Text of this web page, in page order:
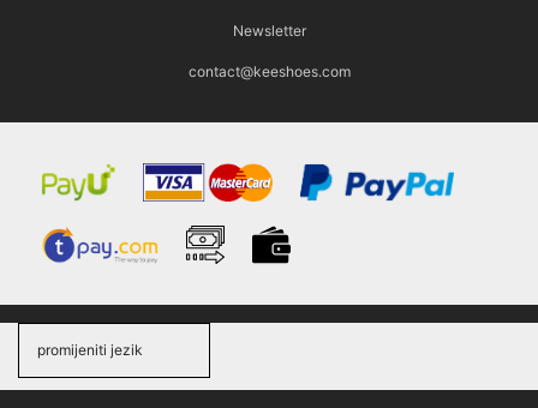
Newsletter
contact@keeshoes.com
promijeniti jezik